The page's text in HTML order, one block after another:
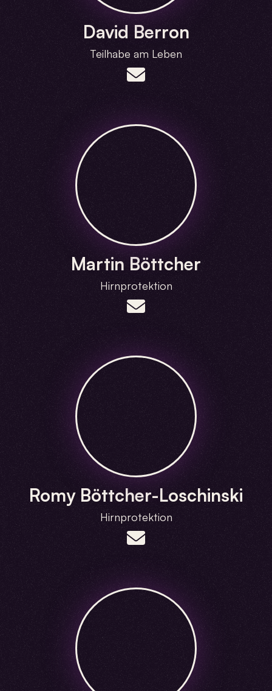
David Berron
Teilhabe am Leben
Martin Böttcher
Hirnprotektion
Romy Böttcher-Loschinski
Hirnprotektion